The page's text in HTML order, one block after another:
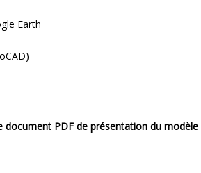
Earth
PDF de présentation du modèle